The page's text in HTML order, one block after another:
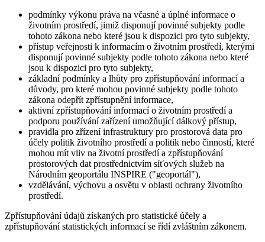
podmínky výkonu práva na včasné a úplné informace o
životním prostředí, jimiž disponují povinné subjekty podle
tohoto zákona nebo které jsou k dispozici pro tyto subjekty,
přístup veřejnosti k informacím o životním prostředí, kterými
disponují povinné subjekty podle tohoto zákona nebo které
jsou k dispozici pro tyto subjekty,
základní podmínky a lhůty pro zpřístupňování informací a
důvody, pro které mohou povinné subjekty podle tohoto
zákona odepřít zpřístupnění informace,
aktivní zpřístupňování informací o životním prostředí a
podporu používání zařízení umožňující dálkový přístup,
pravidla pro zřízení infrastruktury pro prostorová data pro
účely politik životního prostředí a politik nebo činností, které
mohou mít vliv na životní prostředí a zpřístupňování
prostorových dat prostřednictvím síťových služeb na
Národním geoportálu INSPIRE ("geoportál"),
vzdělávání, výchovu a osvětu v oblasti ochrany životního
prostředí.
Zpřístupňování údajů získaných pro statistické účely a
zpřístupňování statistických informací se řídí zvláštním zákonem.